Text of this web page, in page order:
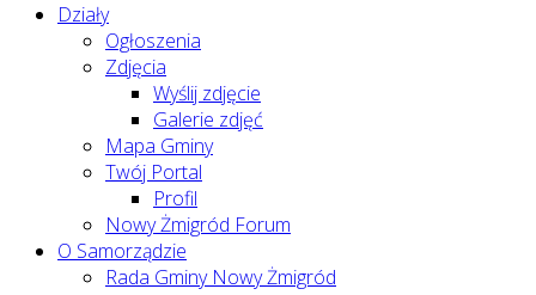
Działy
Ogłoszenia
Zdjęcia
Wyślij zdjęcie
Galerie zdjęć
Mapa Gminy
Twój Portal
Profil
Nowy Żmigród Forum
O Samorządzie
Rada Gminy Nowy Żmigród